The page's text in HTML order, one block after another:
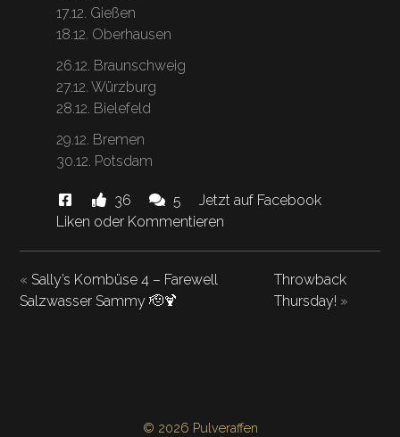
17.12. Gießen
18.12. Oberhausen
26.12. Braunschweig
27.12. Würzburg
28.12. Bielefeld
29.12. Bremen
30.12. Potsdam
Diese
News
Gardelegen!"hat
36
Likes
und
5 Kommentare.
Jetzt auf Facebook
Liken oder Kommentieren
« Sally’s Kombüse 4 – Farewell
Salzwasser Sammy 🫡🍹
Throwback
Thursday! »
© 2026 Pulveraffen